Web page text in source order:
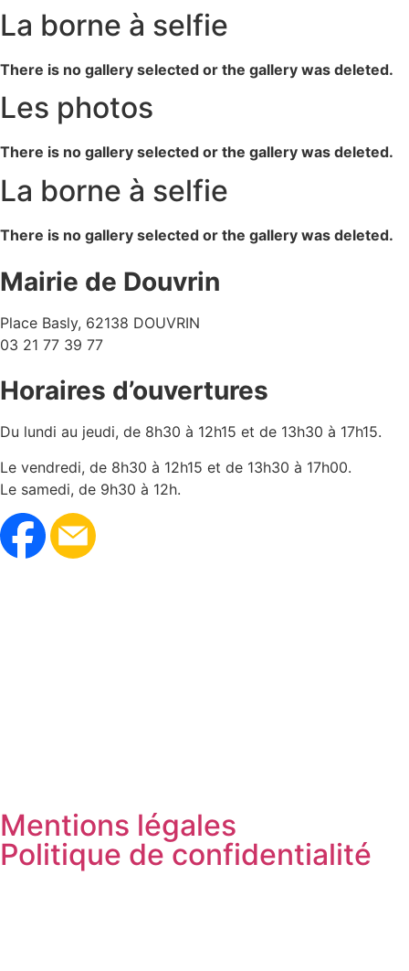
La borne à selfie
There is no gallery selected or the gallery was deleted.
Les photos
There is no gallery selected or the gallery was deleted.
La borne à selfie
There is no gallery selected or the gallery was deleted.
Mairie de Douvrin
Place Basly, 62138 DOUVRIN
03 21 77 39 77
Horaires d’ouvertures
Du lundi au jeudi, de 8h30 à 12h15 et de 13h30 à 17h15.
Le vendredi, de 8h30 à 12h15 et de 13h30 à 17h00.
Le samedi, de 9h30 à 12h.
Mentions légales
Politique de confidentialité